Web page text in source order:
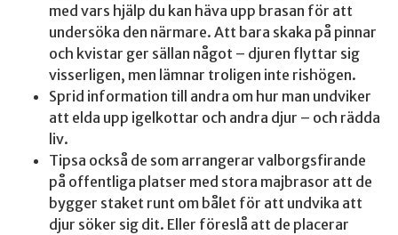
med vars hjälp du kan häva upp brasan för att
undersöka den närmare. Att bara skaka på pinnar
och kvistar ger sällan något – djuren flyttar sig
visserligen, men lämnar troligen inte rishögen.
Sprid information till andra om hur man undviker
att elda upp igelkottar och andra djur – och rädda
liv.
Tipsa också de som arrangerar valborgsfirande
på offentliga platser med stora majbrasor att de
bygger staket runt om bålet för att undvika att
djur söker sig dit. Eller föreslå att de placerar